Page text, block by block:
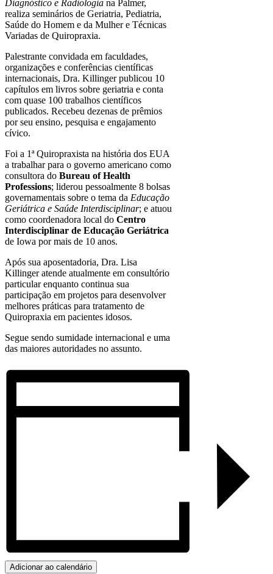
Diagnóstico e Radiologia na Palmer,
realiza seminários de Geriatria, Pediatria,
Saúde do Homem e da Mulher e Técnicas
Variadas de Quiropraxia.
Palestrante convidada em faculdades,
organizações e conferências científicas
internacionais, Dra. Killinger publicou 10
capítulos em livros sobre geriatria e conta
com quase 100 trabalhos científicos
publicados. Recebeu dezenas de prêmios
por seu ensino, pesquisa e engajamento
cívico.
Foi a 1ª Quiropraxista na história dos EUA
a trabalhar para o governo americano como
consultora do Bureau of Health
Professions; liderou pessoalmente 8 bolsas
governamentais sobre o tema da Educação
Geriátrica e Saúde Interdisciplinar; e atuou
como coordenadora local do Centro
Interdisciplinar de Educação Geriátrica
de Iowa por mais de 10 anos.
Após sua aposentadoria, Dra. Lisa
Killinger atende atualmente em consultório
particular enquanto continua sua
participação em projetos para desenvolver
melhores práticas para tratamento de
Quiropraxia em pacientes idosos.
Segue sendo sumidade internacional e uma
das maiores autoridades no assunto.
Adicionar ao calendário